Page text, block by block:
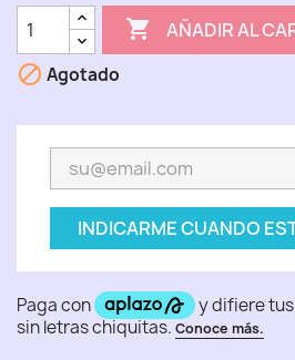
 AÑADIR AL
 Agotado
INDICARME CUANDO